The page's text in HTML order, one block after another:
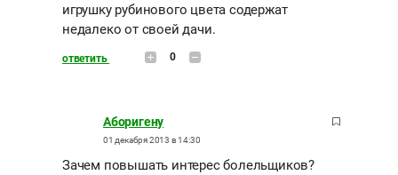
игрушку рубинового цвета содержат
недалеко от своей дачи.
ответить 0
Аборигену
01 декабря 2013 в 14:30
Зачем повышать интерес болельщиков?